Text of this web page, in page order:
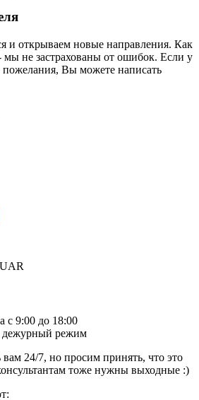
и открываем новые направления. Как
мы не застрахованы от ошибок. Если у
пожелания, Вы можете написать
с 9:00 до 18:00
дежурный режим
24/7, но просим принять, что это
тоже нужны выходные :)